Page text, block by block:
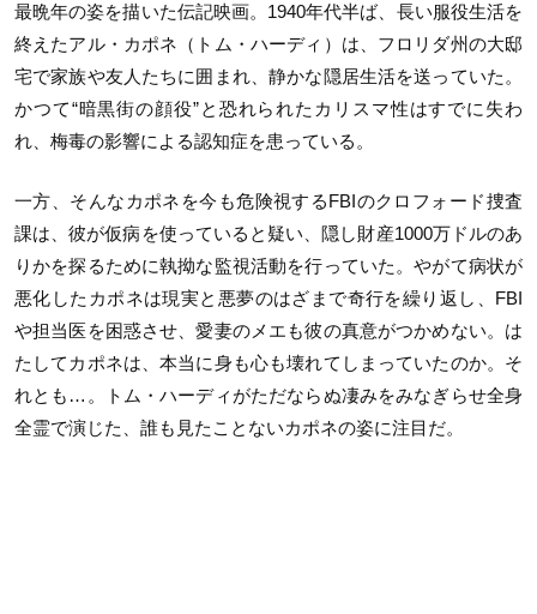
最晩年の姿を描いた伝記映画。1940年代半ば、長い服役生活を
終えたアル・カポネ（トム・ハーディ）は、フロリダ州の大邸
宅で家族や友人たちに囲まれ、静かな隠居生活を送っていた。
かつて“暗黒街の顔役”と恐れられたカリスマ性はすでに失わ
れ、梅毒の影響による認知症を患っている。
一方、そんなカポネを今も危険視するFBIのクロフォード捜査
課は、彼が仮病を使っていると疑い、隠し財産1000万ドルのあ
りかを探るために執拗な監視活動を行っていた。やがて病状が
悪化したカポネは現実と悪夢のはざまで奇行を繰り返し、FBI
や担当医を困惑させ、愛妻のメエも彼の真意がつかめない。は
たしてカポネは、本当に身も心も壊れてしまっていたのか。そ
れとも…。トム・ハーディがただならぬ凄みをみなぎらせ全身
全霊で演じた、誰も見たことないカポネの姿に注目だ。